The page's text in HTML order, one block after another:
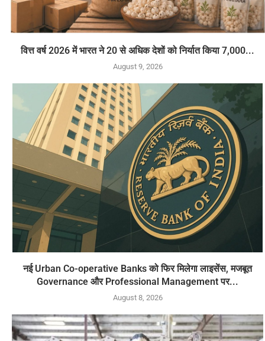
वित्त वर्ष 2026 में भारत ने 20 से अधिक देशों को निर्यात किया 7,000...
August 9, 2026
नई Urban Co-operative Banks को फिर मिलेगा लाइसेंस, मजबूत
Governance और Professional Management पर...
August 8, 2026